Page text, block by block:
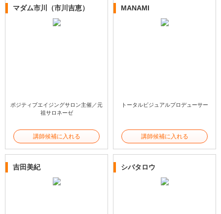
マダム市川（市川吉恵）
ポジティブエイジングサロン主催／元
祖サロネーゼ
講師候補に入れる
MANAMI
トータルビジュアルプロデューサー
講師候補に入れる
吉田美紀 シバタロウ